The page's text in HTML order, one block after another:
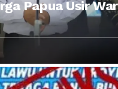
Papua Usir